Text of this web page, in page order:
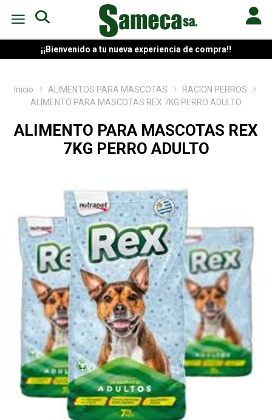
¡¡Bienvenido a tu nueva experiencia de compra!!
Inicio ALIMENTOS PARA MASCOTAS
RACION PERROS
ALIMENTO PARA MASCOTAS REX 7KG PERRO ADULTO
ALIMENTO PARA MASCOTAS REX
7KG PERRO ADULTO